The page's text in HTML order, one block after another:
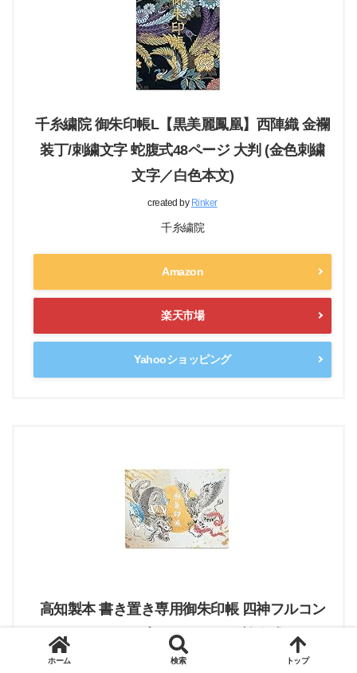
千糸繍院 御朱印帳L【黒美麗鳳凰】西陣織 金襴
装丁/刺繍文字 蛇腹式48ページ 大判 (金色刺繍
文字／白色本文)
created by Rinker
千糸繍院
Amazon
楽天市場
Yahooショッピング
高知製本 書き置き専用御朱印帳 四神フルコン
ボ ポケットタイプ 見開きサイズ 蛇腹式 20ポケ
ット
ホーム 検索 トップ